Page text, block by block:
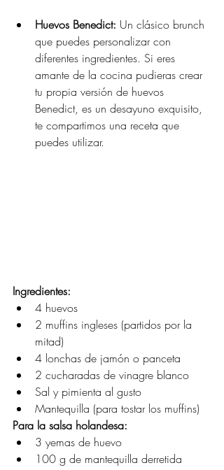
Huevos Benedict: Un clásico brunch
que puedes personalizar con
diferentes ingredientes. Si eres
amante de la cocina pudieras crear
tu propia versión de huevos
Benedict, es un desayuno exquisito,
te compartimos una receta que
puedes utilizar.
Ingredientes:
4 huevos
2 muffins ingleses (partidos por la
mitad)
4 lonchas de jamón o panceta
2 cucharadas de vinagre blanco
Sal y pimienta al gusto
Mantequilla (para tostar los muffins)
Para la salsa holandesa:
3 yemas de huevo
100 g de mantequilla derretida